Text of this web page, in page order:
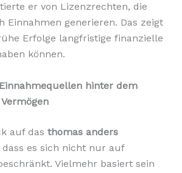
er von Lizenzrechten, die
Einnahmen generieren. Das zeigt
Erfolge langfristige finanzielle
können.
hinter dem
auf das thomas anders
es sich nicht nur auf
Vielmehr basiert sein